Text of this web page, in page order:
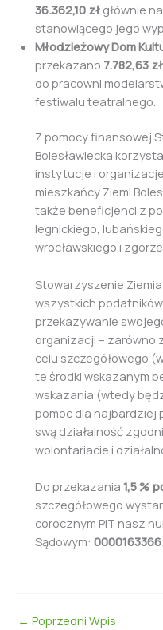
36.362,10 zł głównie
stanowiącego jego
Młodzieżowy Dom
przekazano 7.782,63 zł
do pracowni
festiwalu teatralnego.
Z pomocy finansowej
Bolesławiecka
instytucje i
mieszkańcy Ziemi
także beneficjenci z
legnickiego,
wrocławskiego i
Stowarzyszenie
wszystkich podatników
przekazywanie
organizacji – zarówno
celu szczegółowego
te środki wskazanym
wskazania (wtedy
pomoc dla najbardziej
swą działalność
wolontariacie i
Do przekazania 1,5 %
szczegółowego
corocznym PIT nasz
Sądowym:
← Poprzedni Wpis